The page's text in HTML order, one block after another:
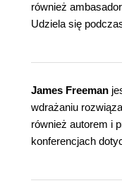
również
Udziela się
James Freeman
wdrażaniu
również autorem i
konferencjach